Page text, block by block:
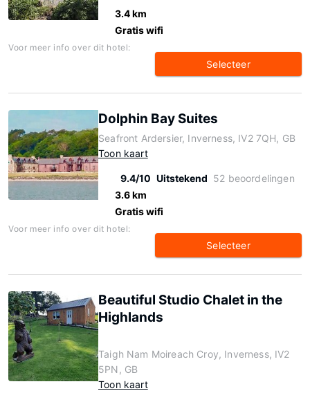
3.4 km
Gratis wifi
Voor meer info over dit hotel:
Selecteer
Dolphin Bay Suites
Seafront Ardersier, Inverness, IV2 7QH, GB
Toon kaart
9.4/10 Uitstekend 52 beoordelingen
3.6 km
Gratis wifi
Voor meer info over dit hotel:
Selecteer
Beautiful Studio Chalet in the
Highlands
Taigh Nam Moireach Croy, Inverness, IV2
5PN, GB
Toon kaart